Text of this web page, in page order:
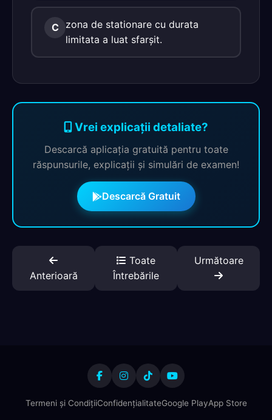
C
zona de stationare cu durata
limitata a luat sfarşit.
Vrei explicații detaliate?
Descarcă aplicația gratuită pentru toate
răspunsurile, explicații și simulări de examen!
Descarcă Gratuit
Anterioară
Toate
Întrebările
Următoare
Termeni și CondițiiConfidențialitateGoogle PlayApp Store